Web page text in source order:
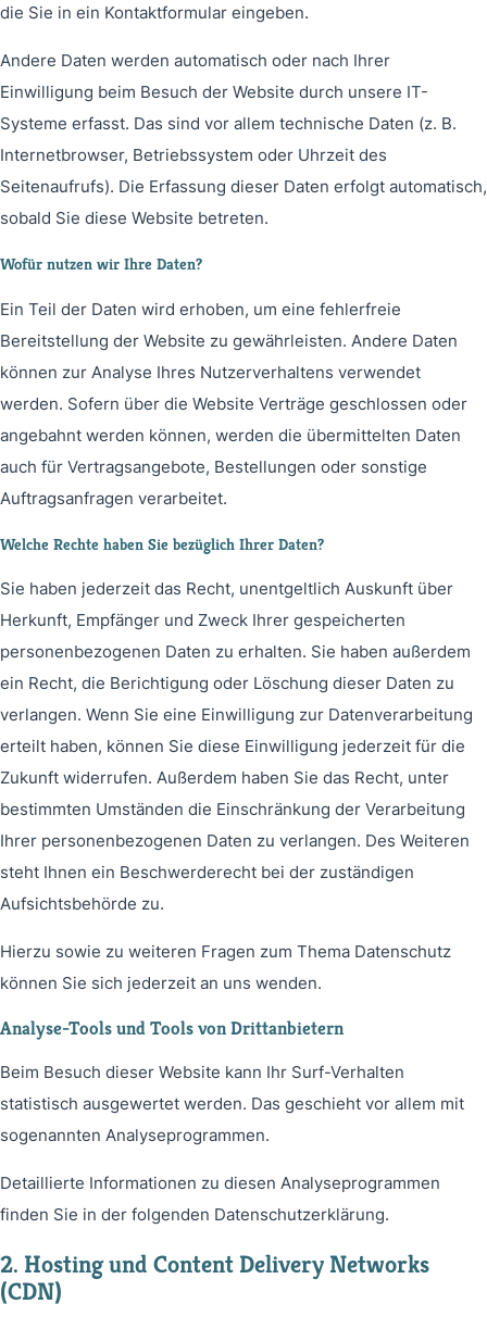
die Sie in ein Kontaktformular eingeben.
Andere Daten werden automatisch oder nach Ihrer
Einwilligung beim Besuch der Website durch unsere IT-
Systeme erfasst. Das sind vor allem technische Daten (z. B.
Internetbrowser, Betriebssystem oder Uhrzeit des
Seitenaufrufs). Die Erfassung dieser Daten erfolgt automatisch,
sobald Sie diese Website betreten.
Wofür nutzen wir Ihre Daten?
Ein Teil der Daten wird erhoben, um eine fehlerfreie
Bereitstellung der Website zu gewährleisten. Andere Daten
können zur Analyse Ihres Nutzerverhaltens verwendet
werden. Sofern über die Website Verträge geschlossen oder
angebahnt werden können, werden die übermittelten Daten
auch für Vertragsangebote, Bestellungen oder sonstige
Auftragsanfragen verarbeitet.
Welche Rechte haben Sie bezüglich Ihrer Daten?
Sie haben jederzeit das Recht, unentgeltlich Auskunft über
Herkunft, Empfänger und Zweck Ihrer gespeicherten
personenbezogenen Daten zu erhalten. Sie haben außerdem
ein Recht, die Berichtigung oder Löschung dieser Daten zu
verlangen. Wenn Sie eine Einwilligung zur Datenverarbeitung
erteilt haben, können Sie diese Einwilligung jederzeit für die
Zukunft widerrufen. Außerdem haben Sie das Recht, unter
bestimmten Umständen die Einschränkung der Verarbeitung
Ihrer personenbezogenen Daten zu verlangen. Des Weiteren
steht Ihnen ein Beschwerderecht bei der zuständigen
Aufsichtsbehörde zu.
Hierzu sowie zu weiteren Fragen zum Thema Datenschutz
können Sie sich jederzeit an uns wenden.
Analyse-Tools und Tools von Dritt­anbietern
Beim Besuch dieser Website kann Ihr Surf-Verhalten
statistisch ausgewertet werden. Das geschieht vor allem mit
sogenannten Analyseprogrammen.
Detaillierte Informationen zu diesen Analyseprogrammen
finden Sie in der folgenden Datenschutzerklärung.
2. Hosting und Content Delivery Networks
(CDN)